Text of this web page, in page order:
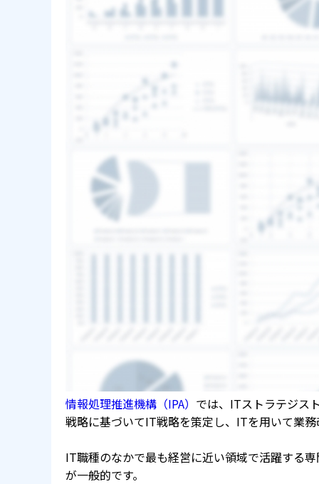
情報処理推進機構（IPA） では、ITストラテジス
戦略に基づいてIT戦略を策定し、ITを用いて業
IT職種のなかで最も経営に近い領域で活躍する
が一般的です。